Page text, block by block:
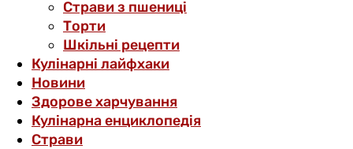
Страви з пшениці
Торти
Шкільні рецепти
Кулінарні лайфхаки
Новини
Здорове харчування
Кулінарна енциклопедія
Страви